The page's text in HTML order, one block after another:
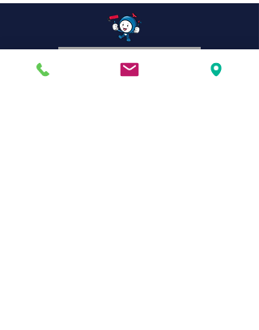
Devis gratuit ! Venez découvrir